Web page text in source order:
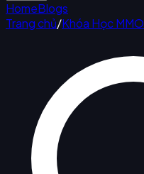
HomeBlogs
Trang chủ/Khóa Học MMO